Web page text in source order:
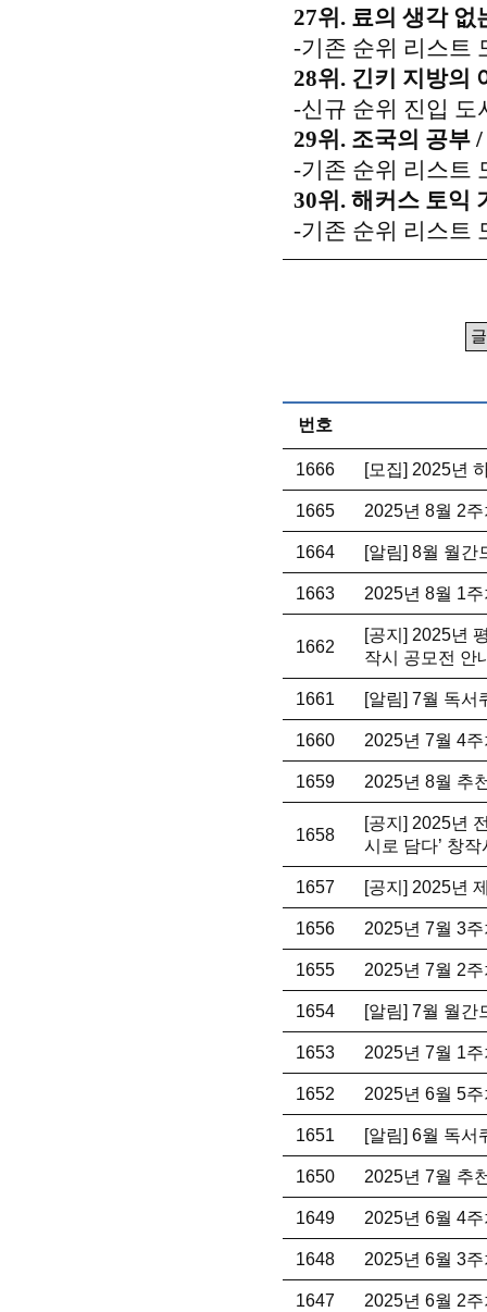
27위. 료의 생각 없
-기존 순위 리스트
28위. 긴키 지방의
-신규 순위 진입 도
29위. 조국의 공부
-기존 순위 리스트
30위. 해커스 토익
-기존 순위 리스트
번호
1666 [모집] 2025년
1665 2025년 8월 2
1664 [알림] 8월 월간
1663 2025년 8월 1
1662
[공지] 2025년
작시 공모전 안
1661 [알림] 7월 독서
1660 2025년 7월 4
1659 2025년 8월 추
1658
[공지] 2025년
시로 담다’ 창
1657 [공지] 2025년
1656 2025년 7월 3
1655 2025년 7월 2
1654 [알림] 7월 월간
1653 2025년 7월 1
1652 2025년 6월 5
1651 [알림] 6월 독서
1650 2025년 7월 추
1649 2025년 6월 4
1648 2025년 6월 3
1647 2025년 6월 2